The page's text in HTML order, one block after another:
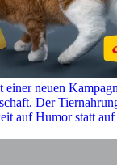
einer neuen
Der
auf Humor statt auf